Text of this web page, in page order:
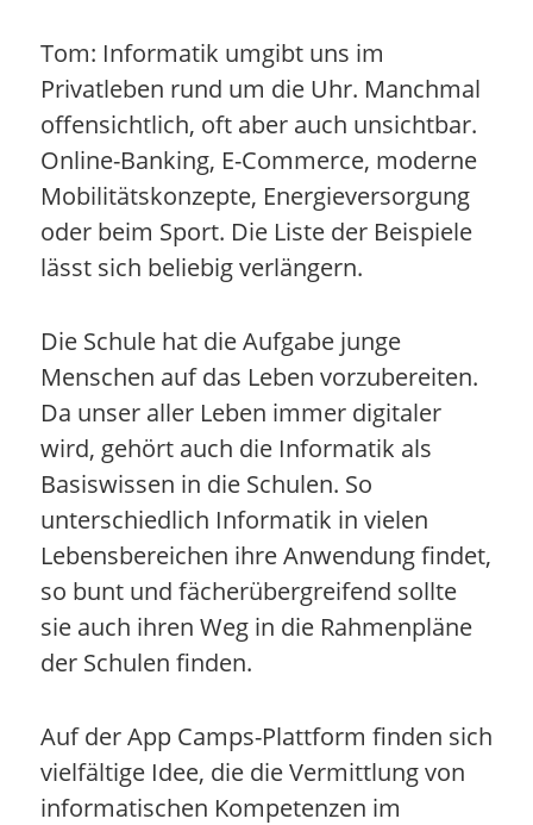
Tom: Informatik umgibt uns im
Privatleben rund um die Uhr. Manchmal
offensichtlich, oft aber auch unsichtbar.
Online-Banking, E-Commerce, moderne
Mobilitätskonzepte, Energieversorgung
oder beim Sport. Die Liste der Beispiele
lässt sich beliebig verlängern.
Die Schule hat die Aufgabe junge
Menschen auf das Leben vorzubereiten.
Da unser aller Leben immer digitaler
wird, gehört auch die Informatik als
Basiswissen in die Schulen. So
unterschiedlich Informatik in vielen
Lebensbereichen ihre Anwendung findet,
so bunt und fächerübergreifend sollte
sie auch ihren Weg in die Rahmenpläne
der Schulen finden.
Auf der App Camps-Plattform finden sich
vielfältige Idee, die die Vermittlung von
informatischen Kompetenzen im